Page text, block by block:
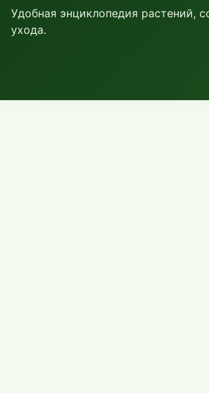
Удобная энциклопедия растений,
ухода.